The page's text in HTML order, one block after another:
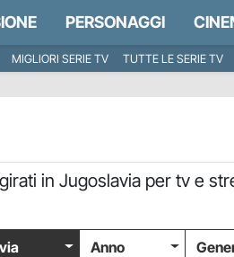
PERSONAGGI
MIGLIORI SERIE TV TUTTE LE SERIE TV
in Jugoslavia per tv e
Anno